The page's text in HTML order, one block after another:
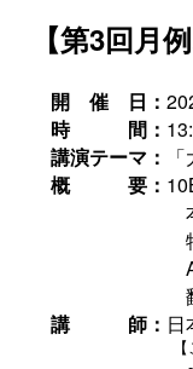
【第3回月
開 催 日：
時 間：
講演テーマ：
概 要：
本講演では、
特に、従来の
ALMAや
翻訳性能を
講 師：
【ご略